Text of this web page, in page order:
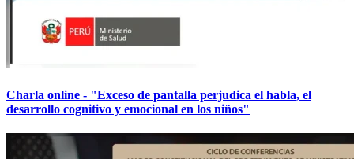
Charla online - "Exceso de pantalla perjudica el habla, el
desarrollo cognitivo y emocional en los niños"